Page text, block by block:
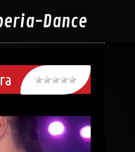
Dance